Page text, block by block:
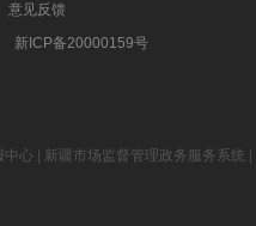
意见反馈
新ICP备20000159号
中心 新疆市场监督管理政务服务系统